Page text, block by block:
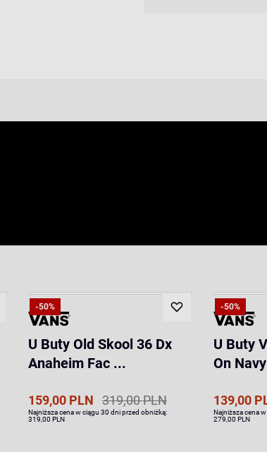
-50%
U Buty Old Skool 36 Dx
Anaheim Fac ...
159,00 PLN 319,00 PLN
Najniższa cena w ciągu 30 dni przed obniżką:
319,00 PLN
-50%
U Buty
On
139,00
Najniższa cena
279,00 PLN